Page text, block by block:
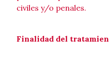
civiles y/o penales.
Finalidad del